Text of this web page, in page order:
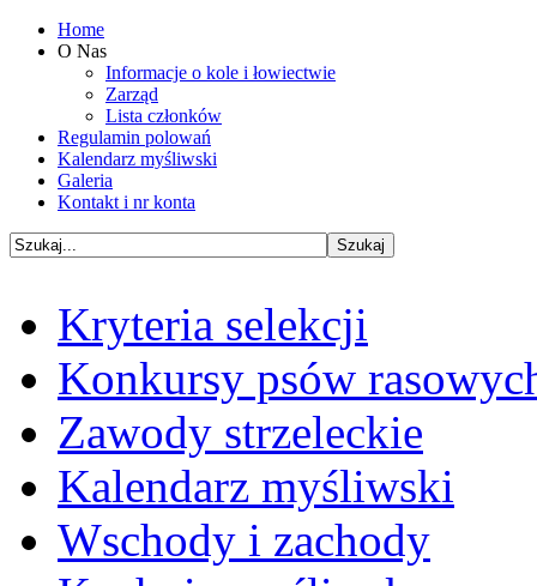
Home
O Nas
Informacje o kole i łowiectwie
Zarząd
Lista członków
Regulamin polowań
Kalendarz myśliwski
Galeria
Kontakt i nr konta
Kryteria selekcji
Konkursy psów
Zawody strzeleckie
Kalendarz myśliwski
Wschody i zachody